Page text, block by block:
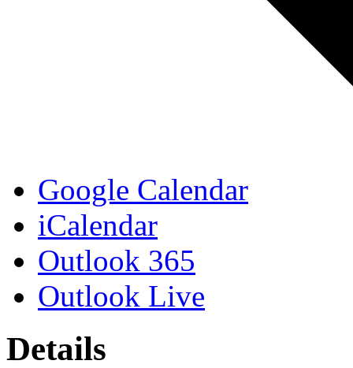
Google Calendar
iCalendar
Outlook 365
Outlook Live
Details